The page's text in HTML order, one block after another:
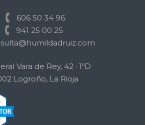
606 50 34 96
941 25 00 25
Vara de Rey, 42 · 1ºD
Logroño, La Rioja